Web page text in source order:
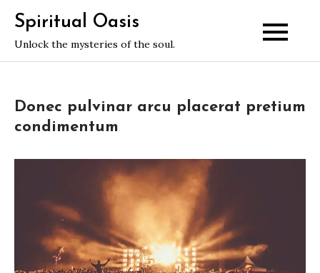
content
Spiritual Oasis
Unlock the mysteries of the soul.
Donec pulvinar arcu placerat pretium
condimentum